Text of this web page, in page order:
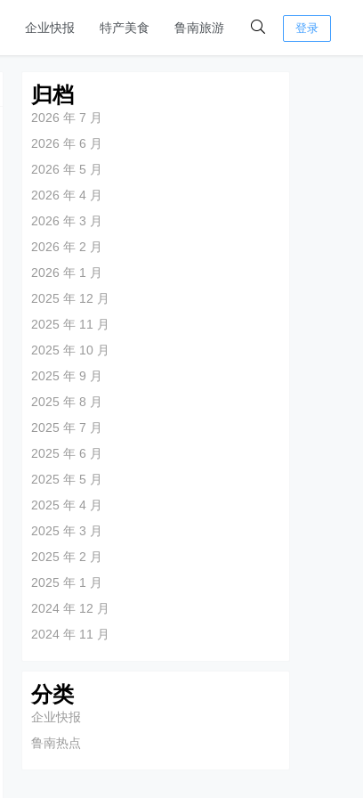
企业快报 特产美食 鲁南旅游 登录
归档
2026 年 7 月
2026 年 6 月
2026 年 5 月
2026 年 4 月
2026 年 3 月
2026 年 2 月
2026 年 1 月
2025 年 12 月
2025 年 11 月
2025 年 10 月
2025 年 9 月
2025 年 8 月
2025 年 7 月
2025 年 6 月
2025 年 5 月
2025 年 4 月
2025 年 3 月
2025 年 2 月
2025 年 1 月
2024 年 12 月
2024 年 11 月
分类
企业快报
鲁南热点